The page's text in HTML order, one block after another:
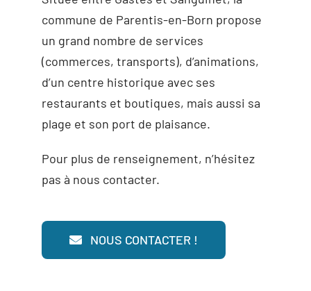
commune de Parentis-en-Born propose
un grand nombre de services
(commerces, transports), d’animations,
d’un centre historique avec ses
restaurants et boutiques, mais aussi sa
plage et son port de plaisance.
Pour plus de renseignement, n’hésitez
pas à nous contacter.
NOUS CONTACTER !